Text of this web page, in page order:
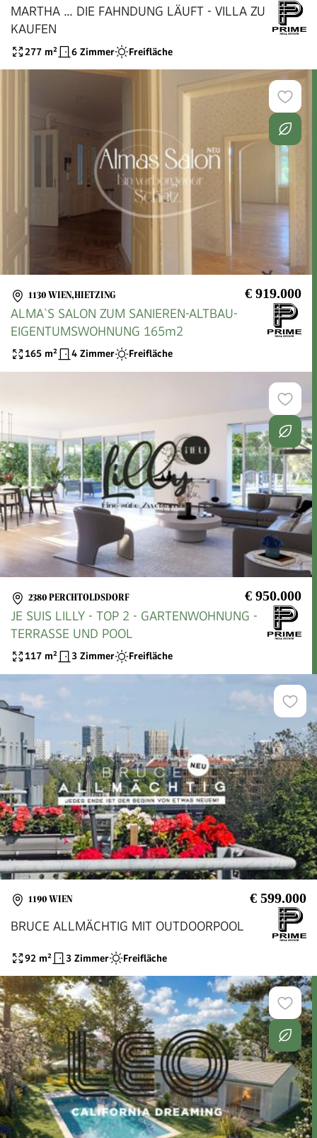
MARTHA ... DIE FAHNDUNG LÄUFT - VILLA ZU
KAUFEN
277 m² 6 Zimmer Freifläche
1130 WIEN,HIETZING € 919.000
ALMA`S SALON ZUM SANIEREN-ALTBAU-
EIGENTUMSWOHNUNG 165m2
165 m² 4 Zimmer Freifläche
2380 PERCHTOLDSDORF € 950.000
JE SUIS LILLY - TOP 2 - GARTENWOHNUNG -
TERRASSE UND POOL
117 m² 3 Zimmer Freifläche
1190 WIEN € 599.000
BRUCE ALLMÄCHTIG MIT OUTDOORPOOL
92 m² 3 Zimmer Freifläche